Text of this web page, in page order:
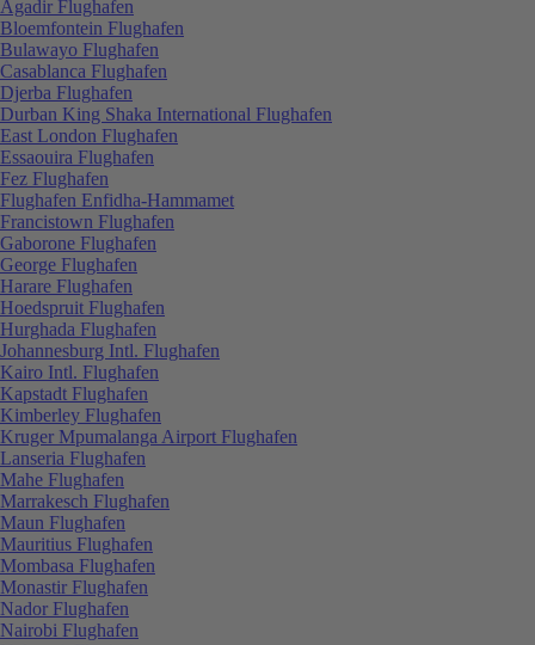
Agadir Flughafen
Bloemfontein Flughafen
Bulawayo Flughafen
Casablanca Flughafen
Djerba Flughafen
Durban King Shaka International Flughafen
East London Flughafen
Essaouira Flughafen
Fez Flughafen
Flughafen Enfidha-Hammamet
Francistown Flughafen
Gaborone Flughafen
George Flughafen
Harare Flughafen
Hoedspruit Flughafen
Hurghada Flughafen
Johannesburg Intl. Flughafen
Kairo Intl. Flughafen
Kapstadt Flughafen
Kimberley Flughafen
Kruger Mpumalanga Airport Flughafen
Lanseria Flughafen
Mahe Flughafen
Marrakesch Flughafen
Maun Flughafen
Mauritius Flughafen
Mombasa Flughafen
Monastir Flughafen
Nador Flughafen
Nairobi Flughafen